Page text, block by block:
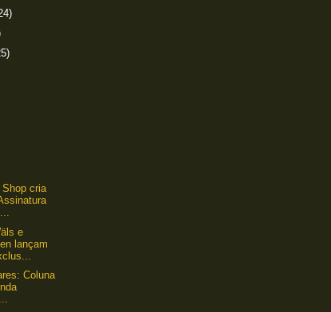
Shop cria
e
lançam
Coluna